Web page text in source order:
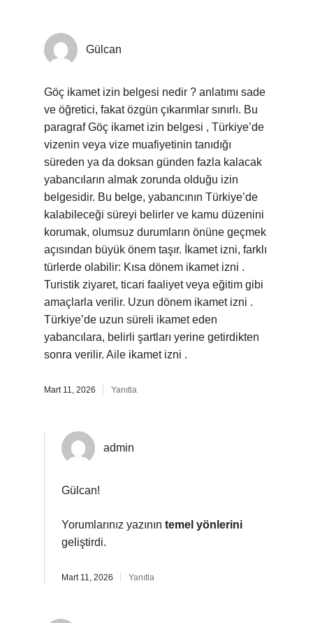
Gülcan
Göç ikamet izin belgesi nedir ? anlatımı sade
ve öğretici, fakat özgün çıkarımlar sınırlı. Bu
paragraf Göç ikamet izin belgesi , Türkiye’de
vizenin veya vize muafiyetinin tanıdığı
süreden ya da doksan günden fazla kalacak
yabancıların almak zorunda olduğu izin
belgesidir. Bu belge, yabancının Türkiye’de
kalabileceği süreyi belirler ve kamu düzenini
korumak, olumsuz durumların önüne geçmek
açısından büyük önem taşır. İkamet izni, farklı
türlerde olabilir: Kısa dönem ikamet izni .
Turistik ziyaret, ticari faaliyet veya eğitim gibi
amaçlarla verilir. Uzun dönem ikamet izni .
Türkiye’de uzun süreli ikamet eden
yabancılara, belirli şartları yerine getirdikten
sonra verilir. Aile ikamet izni .
Mart 11, 2026 Yanıtla
admin
Gülcan!
Yorumlarınız yazının temel yönlerini
geliştirdi.
Mart 11, 2026 Yanıtla